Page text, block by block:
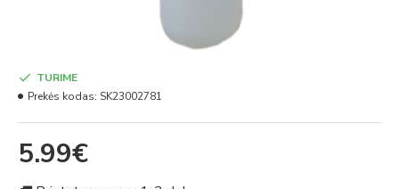
5.99€
TURIME
Prekės kodas: SK23002781